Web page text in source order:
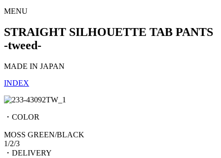
MENU
STRAIGHT SILHOUETTE TAB PANTS
-tweed-
MADE IN JAPAN
INDEX
・COLOR
MOSS GREEN/BLACK
1/2/3
・DELIVERY